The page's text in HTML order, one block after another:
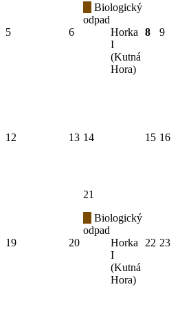
5 6
Biologický
odpad
Horka
I
(Kutná
Hora)
8 9
12 13 14 15 16
19 20
21
Biologický
odpad
Horka
I
(Kutná
Hora)
22 23